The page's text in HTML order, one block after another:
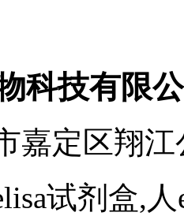
科技有限
嘉定区翔江
试剂盒,